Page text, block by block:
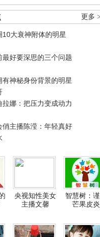
更多
10大衰神附体的明星
最好要深思的三个问题
有神秘身份背景的明星
拉娜：把压力变成动力
俏主播陈滢：年轻真好
央视知性美女
主播文馨
智慧树：
芒果皮炎